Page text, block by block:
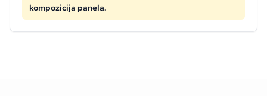
kompozicija panela.